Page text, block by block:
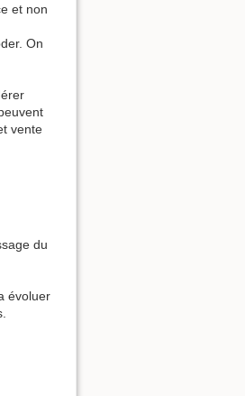
et non
On
vente
du
évoluer